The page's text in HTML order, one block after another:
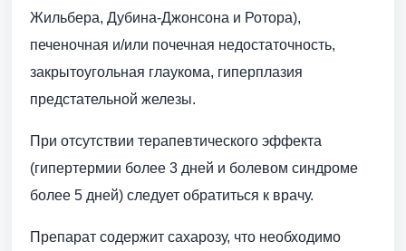
Жильбера, Дубина-Джонсона и Ротора),
печеночная и/или почечная недостаточность,
закрытоугольная глаукома, гиперплазия
предстательной железы.
При отсутствии терапевтического эффекта
(гипертермии более 3 дней и болевом синдроме
более 5 дней) следует обратиться к врачу.
Препарат содержит сахарозу, что необходимо